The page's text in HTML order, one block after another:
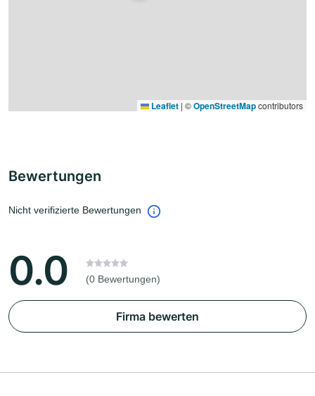
Leaflet | ©OpenStreetMapcontributors
Bewertungen
Nicht verifizierte Bewertungen
0.0 (0 Bewertungen)
Firma bewerten